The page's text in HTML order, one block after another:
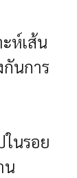
ห์เส้น
นการ
นรอย
น